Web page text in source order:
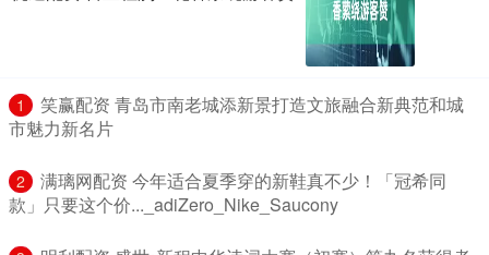
1
​笑赢配资 青岛市南老城添新景打造文旅融合新典范和城
市魅力新名片
2
​满璃网配资 今年适合夏季穿的新鞋真不少！「冠希同
款」只要这个价..._adiZero_Nike_Saucony